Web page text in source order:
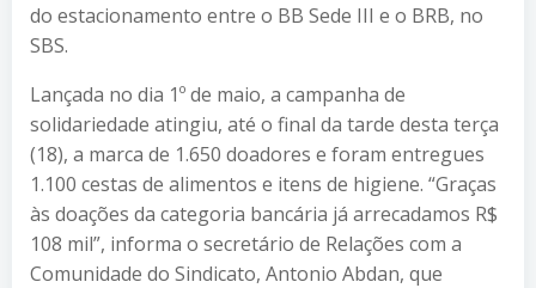
do estacionamento entre o BB Sede III e o BRB, no
SBS.
Lançada no dia 1º de maio, a campanha de
solidariedade atingiu, até o final da tarde desta terça
(18), a marca de 1.650 doadores e foram entregues
1.100 cestas de alimentos e itens de higiene. “Graças
às doações da categoria bancária já arrecadamos R$
108 mil”, informa o secretário de Relações com a
Comunidade do Sindicato, Antonio Abdan, que